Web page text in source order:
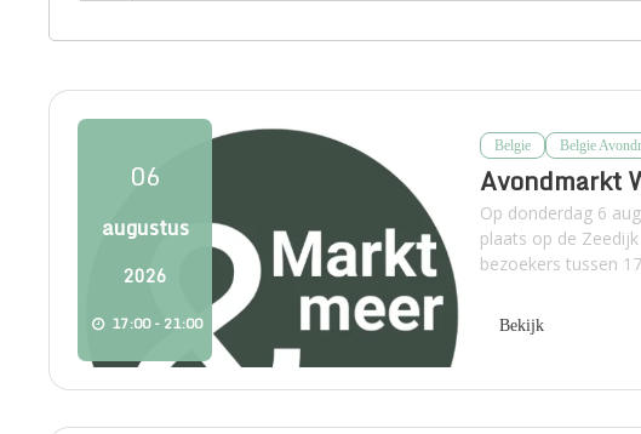
06
augustus
2026
17:00 - 21:00
Belgie Belgie
Avondmarkt
Op donderdag 6
plaats op de
bezoekers tussen
Bekijk